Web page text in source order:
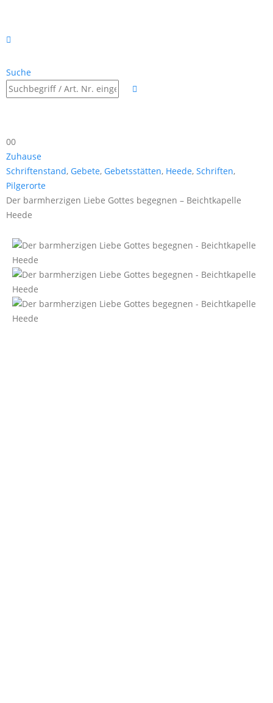
Suche
00
Zuhause
Schriftenstand, Gebete, Gebetsstätten, Heede, Schriften,
Pilgerorte
Der barmherzigen Liebe Gottes begegnen – Beichtkapelle
Heede